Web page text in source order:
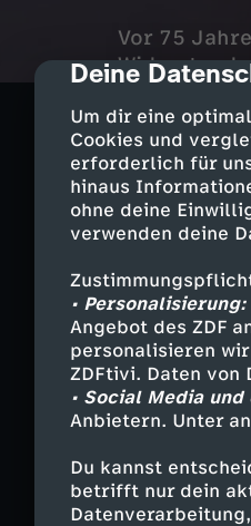
cmp-
Deine
Um dir eine
Cookies und
erforderlich für
hinaus
ohne deine
verwenden deine
• Personalisierung:
Angebot des ZDF
personalisieren wir
ZDFtivi. Daten von
• Social Media
Anbietern. Unter
Du kannst
betrifft nur dein
Vor 75
Widerstand
aber nicht
Roma in
Dotschy
Reinhardt
- wegen
Oskar, der
bat. Der
und Unku"
war. Der
Aufstand